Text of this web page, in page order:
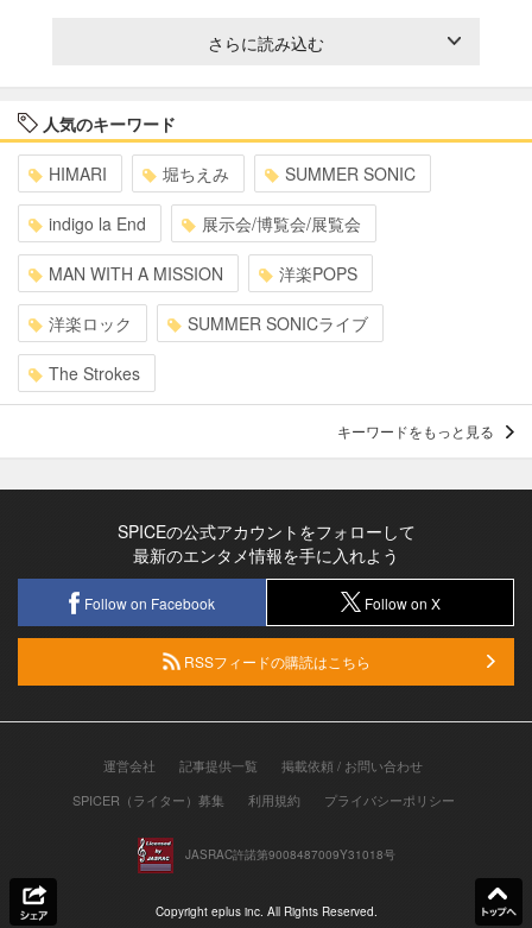
さらに読み込む
人気のキーワード
HIMARI 堀ちえみ SUMMER SONIC
indigo la End 展示会/博覧会/展覧会
MAN WITH A MISSION 洋楽POPS
洋楽ロック SUMMER SONICライブ
The Strokes
キーワードをもっと見る
SPICEの公式アカウントをフォローして
最新のエンタメ情報を手に入れよう
Follow on Facebook Follow on X
RSSフィードの購読はこちら
運営会社 記事提供一覧
掲載依頼 / お問い合わせ
SPICER（ライター）募集
利用規約 プライバシーポリシー
JASRAC許諾第9008487009Y31018号
Copyright eplus inc. All Rights Reserved.